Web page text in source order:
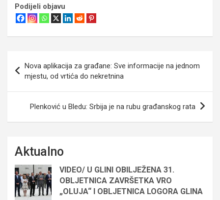
Podijeli objavu
objava
Nova aplikacija za građane: Sve informacije na jednom
mjestu, od vrtića do nekretnina
Plenković u Bledu: Srbija je na rubu građanskog rata
Aktualno
VIDEO/ U GLINI OBILJEŽENA 31.
OBLJETNICA ZAVRŠETKA VRO
„OLUJA“ I OBLJETNICA LOGORA GLINA